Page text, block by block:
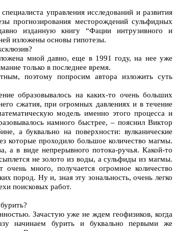
управления исследований и развития
прогнозирования месторождений сульфидных
изданную книгу “Фации интрузивного и
изложены основы гипотезы.
мной давно, еще в 1991 году, на нее уже
только в последнее время.
поэтому попросим автора изложить суть
образовывалось на каких-то очень больших
сжатия, при огромных давлениях и в течение
модель именно этого процесса и
намного быстрее, – пояснил Виктор
а буквально на поверхности: вулканические
которые проходило большое количество магмы.
а в виде непрерывного потока-ручья. Какой-то
не золото из воды, а сульфиды из магмы.
много, получается огромное количество
пород. Ну и, зная эту зональность, очень легко
поисковых работ.
Зачастую уже не ждем геофизиков, когда
начинаем бурить и буквально первыми же